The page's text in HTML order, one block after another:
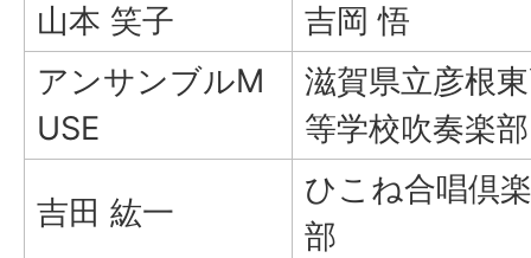
山本 笑子
吉岡 悟
アンサンブルM
USE
滋賀県立彦根
等学校吹奏楽部
吉田 紘一
ひこね合唱倶楽
部